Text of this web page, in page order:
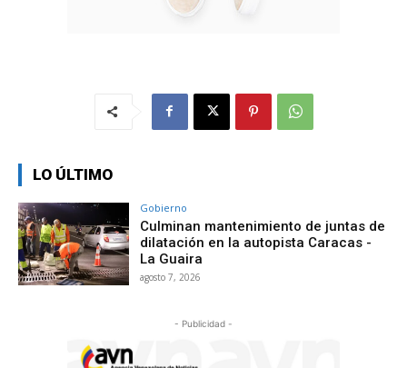
LO ÚLTIMO
Gobierno
Culminan mantenimiento de juntas de
dilatación en la autopista Caracas -
La Guaira
agosto 7, 2026
- Publicidad -